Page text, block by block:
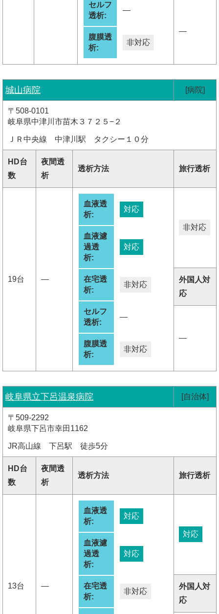
セルフ
透析:
―
腹膜透
析:
非対応
―
城山病院 [病院]
〒508-0101
岐阜県中津川市苗木３７２５−２
ＪＲ中央線 中津川駅 タクシー１０分
HD台
数
夜間透
析
透析方法 旅行透析
19台 ―
血液透
析:
対応
血液濾
過透
析:
対応
在宅透
析:
非対応
セルフ
透析:
―
腹膜透
析:
非対応
非対応
外国人対
応
―
岐阜県立下呂温泉病院 [自治体]
〒509-2292
岐阜県下呂市幸田1162
JR高山線 下呂駅 徒歩5分
HD台
数
夜間透
析
透析方法 旅行透析
13台 ―
血液透
析:
対応
血液濾
過透
析:
対応
在宅透
析:
非対応
対応
外国人対
応